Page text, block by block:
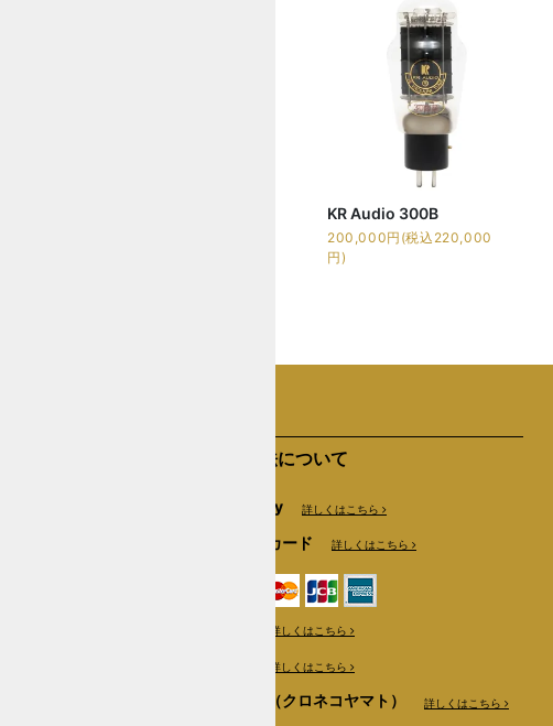
KR Audio 300B
200,000円(税込220,000
円)
支払い方法について
Amazon Pay 詳しくはこちら
クレジットカード 詳しくはこちら
詳しくはこちら
詳しくはこちら
商品代引き（クロネコヤマト） 詳しくはこちら